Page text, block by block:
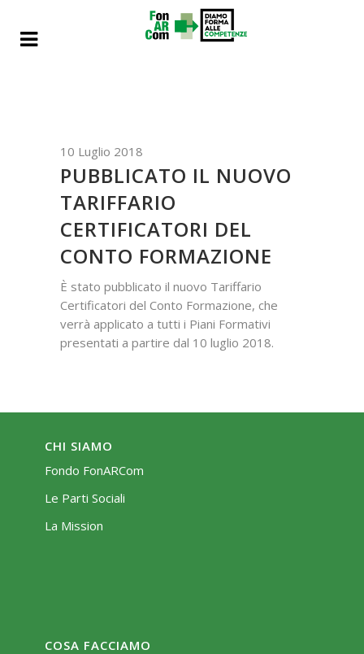
10 Luglio 2018
PUBBLICATO IL NUOVO
TARIFFARIO
CERTIFICATORI DEL
CONTO FORMAZIONE
È stato pubblicato il nuovo Tariffario
Certificatori del Conto Formazione, che
verrà applicato a tutti i Piani Formativi
presentati a partire dal 10 luglio 2018.
CHI SIAMO
Fondo FonARCom
Le Parti Sociali
La Mission
COSA FACCIAMO